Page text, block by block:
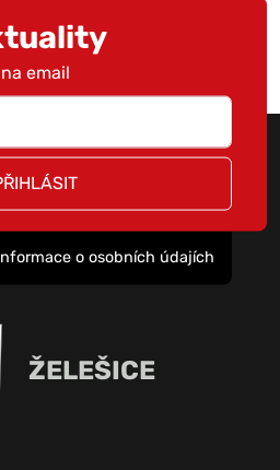
na email
o osobních údajích
ŽELEŠICE